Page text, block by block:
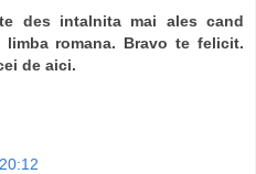
des intalnita mai ales cand
romana. Bravo te felicit.
de aici.